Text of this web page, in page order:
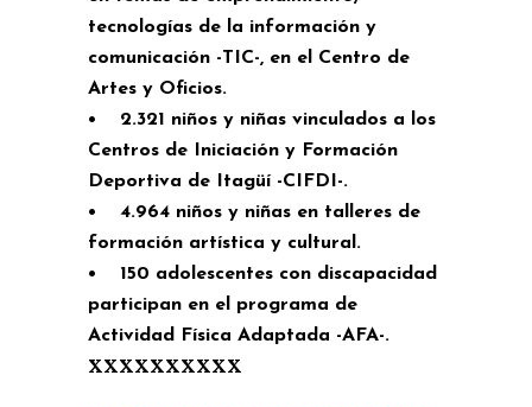
tecnologías de la información y
comunicación -TIC-, en el Centro de
Artes y Oficios.
• 2.321 niños y niñas vinculados a los
Centros de Iniciación y Formación
Deportiva de Itagüí -CIFDI-.
• 4.964 niños y niñas en talleres de
formación artística y cultural.
• 150 adolescentes con discapacidad
participan en el programa de
Actividad Física Adaptada -AFA-.
XXXXXXXXXX